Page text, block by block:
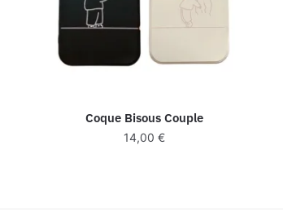
Coque Bisous Couple
14,00 €